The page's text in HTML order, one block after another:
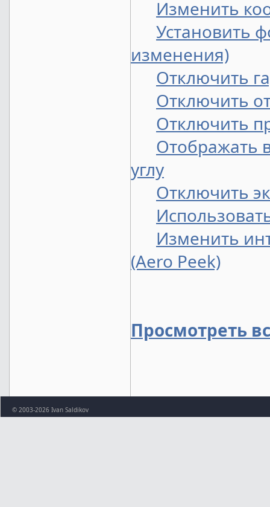
Изменить
Установить
изменения)
Отключить
Отключить
Отключить
Отображать
углу
Отключить
Изменить
(Aero Peek)
Просмотреть
© 2003-2026 Ivan Saldikov